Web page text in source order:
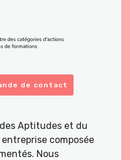
de contact
Aptitudes et du
composée
Nous